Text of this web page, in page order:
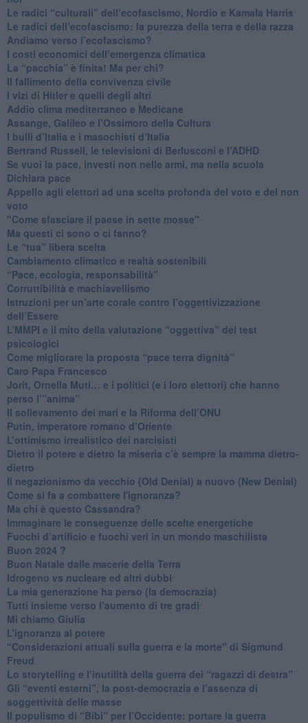
​Le radici “culturali” dell’ecofascismo, Nordio e Kamala Harris
Le radici dell’ecofascismo: la purezza della terra e della razza
Andiamo verso l’ecofascismo?
I costi economici dell’emergenza climatica
​La “pacchia” è finita! Ma per chi?
​Il fallimento della convivenza civile
​I vizi di Hitler e quelli degli altri
Addio clima mediterraneo e Medicane
​Assange, Galileo e l’Ossimoro della Cultura
​I bulli d’Italia e i masochisti d’Italia
​Bertrand Russell, le televisioni di Berlusconi e l’ADHD
​Se vuoi la pace, investi non nelle armi, ma nella scuola
​Dichiara pace
​Appello agli elettori ad una scelta profonda del voto e del non
voto
"Come sfasciare il paese in sette mosse"
​Ma questi ci sono o ci fanno?
​Le “tua” libera scelta
Cambiamento climatico e realtà sostenibili
“Pace, ecologia, responsabilità”
​Corruttibilità e machiavellismo
Istruzioni per un’arte corale contro l’oggettivizzazione
dell’Essere
​L’MMPI e il mito della valutazione “oggettiva” dei test
psicologici
Come migliorare la proposta “pace terra dignità”
Caro Papa Francesco
​Jorit, Ornella Muti… e i politici (e i loro elettori) che hanno
perso l’”anima”
​Il sollevamento dei mari e la Riforma dell’ONU
Putin, imperatore romano d’Oriente
​L’ottimismo irrealistico dei narcisisti
​Dietro il potere e dietro la miseria c’è sempre la mamma dietro-
dietro
Il negazionismo da vecchio (Old Denial) a nuovo (New Denial)
Come si fa a combattere l'ignoranza?
Ma chi è questo Cassandra?
Immaginare le conseguenze delle scelte energetiche
​Fuochi d’artificio e fuochi veri in un mondo maschilista
Buon 2024 ?
​Buon Natale dalle macerie della Terra
​Idrogeno vs nucleare ed altri dubbi
​La mia generazione ha perso (la democrazia)
​Tutti insieme verso l’aumento di tre gradi
Mi chiamo Giulia
L’ignoranza al potere
​“Considerazioni attuali sulla guerra e la morte" di Sigmund
Freud
​Lo storytelling e l’inutilità della guerra dei “ragazzi di destra”
​Gli “eventi esterni”, la post-democrazia e l’assenza di
soggettività delle masse
​Il populismo di “Bibi” per l’Occidente: portare la guerra